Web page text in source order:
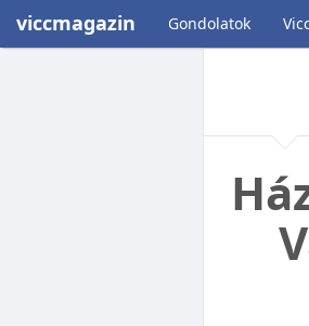
viccmagazin Gondolatok